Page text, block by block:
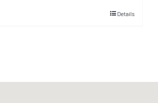
Details